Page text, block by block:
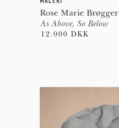
Rose Marie Brøgger
As Above, So Below
12.000 DKK